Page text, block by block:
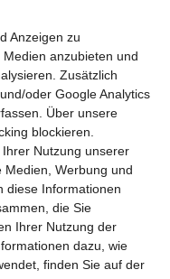
Anzeigen zu
anzubieten und
Zusätzlich
oder Google Analytics
Über unsere
blockieren.
Nutzung unserer
Werbung und
diese Informationen
die Sie
Ihrer Nutzung der
dazu, wie
finden Sie auf der
gefunden ....